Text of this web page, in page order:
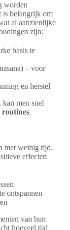
worden
is belangrijk om
al aanzienlijke
zijn:
basis te
– voor
en herstel
men snel
routines.
met weinig tijd.
effecten
ontspannen
van hun
hoeveel tijd